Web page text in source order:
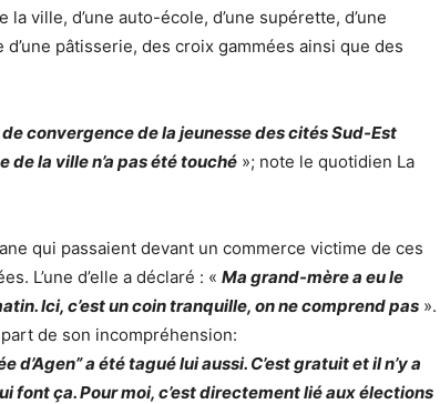
ville, d’une auto-école, d’une supérette, d’une
d’une pâtisserie, des croix gammées ainsi que des
convergence de la jeunesse des cités Sud-Est
de la ville n’a pas été touché »; note le quotidien La
qui passaient devant un commerce victime de ces
L’une d’elle a déclaré : « Ma grand-mère a eu le
Ici, c’est un coin tranquille, on ne comprend pas ».
de son incompréhension:
d’Agen” a été tagué lui aussi. C’est gratuit et il n’y a
font ça. Pour moi, c’est directement lié aux élections